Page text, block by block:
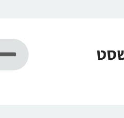
נגן
אודיו